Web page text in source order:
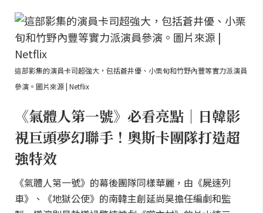
這部影集的演員卡司超強大，包括蒼井優、小栗旬和竹野內豐等實力派演員
參演。圖片來源 | Netflix
《氣體人第一號》必看亮點｜日韓影
視巨頭夢幻聯手！奧斯卡團隊打造超
強特效
《氣體人第一號》的幕後團隊同樣華麗，由《屍速列
車》、《地獄公使》的南韓主創延尚昊擔任編劇和監